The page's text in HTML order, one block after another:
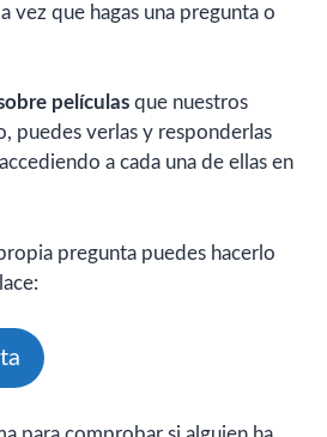
vez que hagas una pregunta o
películas que nuestros
puedes verlas y responderlas
a cada una de ellas en
pregunta puedes hacerlo